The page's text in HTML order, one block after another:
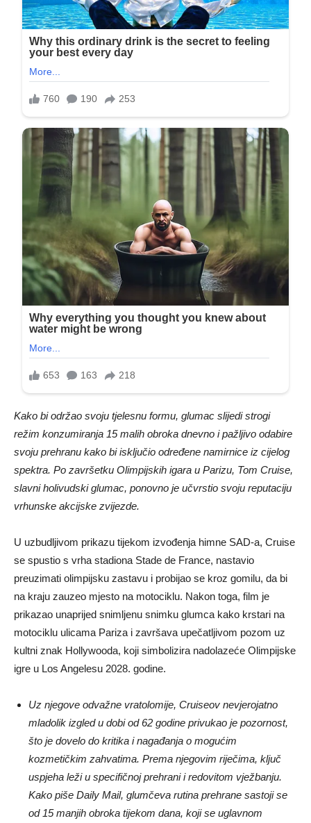
Kako bi održao svoju tjelesnu formu, glumac slijedi strogi
režim konzumiranja 15 malih obroka dnevno i pažljivo odabire
svoju prehranu kako bi isključio određene namirnice iz cijelog
spektra. Po završetku Olimpijskih igara u Parizu, Tom Cruise,
slavni holivudski glumac, ponovno je učvrstio svoju reputaciju
vrhunske akcijske zvijezde.
U uzbudljivom prikazu tijekom izvođenja himne SAD-a, Cruise
se spustio s vrha stadiona Stade de France, nastavio
preuzimati olimpijsku zastavu i probijao se kroz gomilu, da bi
na kraju zauzeo mjesto na motociklu. Nakon toga, film je
prikazao unaprijed snimljenu snimku glumca kako krstari na
motociklu ulicama Pariza i završava upečatljivom pozom uz
kultni znak Hollywooda, koji simbolizira nadolazeće Olimpijske
igre u Los Angelesu 2028. godine.
Uz njegove odvažne vratolomije, Cruiseov nevjerojatno
mladolik izgled u dobi od 62 godine privukao je pozornost,
što je dovelo do kritika i nagađanja o mogućim
kozmetičkim zahvatima. Prema njegovim riječima, ključ
uspjeha leži u specifičnoj prehrani i redovitom vježbanju.
Kako piše Daily Mail, glumčeva rutina prehrane sastoji se
od 15 manjih obroka tijekom dana, koji se uglavnom